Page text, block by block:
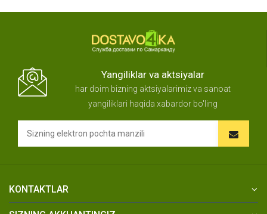
Yangiliklar va aktsiyalar
har doim bizning aktsiyalarimiz va sanoat
yangiliklari haqida xabardor bo'ling
KONTAKTLAR